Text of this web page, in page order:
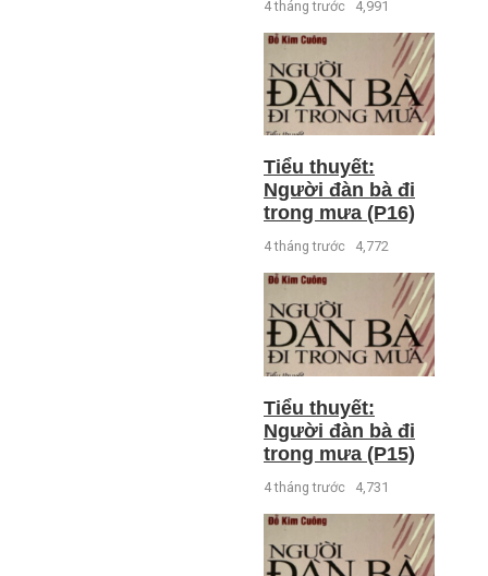
4 tháng trước 4,991
Tiểu thuyết:
Người đàn bà đi
trong mưa (P16)
4 tháng trước 4,772
Tiểu thuyết:
Người đàn bà đi
trong mưa (P15)
4 tháng trước 4,731